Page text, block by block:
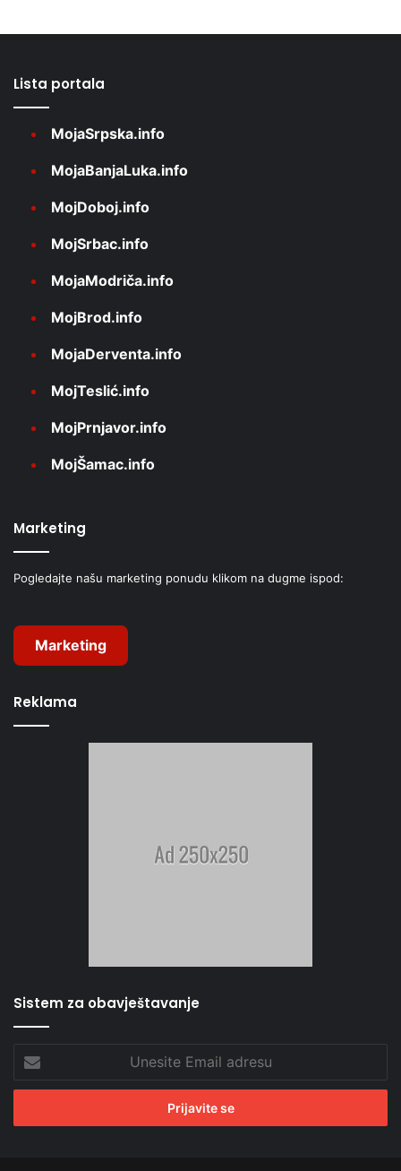
Lista portala
MojaSrpska.info
MojaBanjaLuka.info
MojDoboj.info
MojSrbac.info
MojaModriča.info
MojBrod.info
MojaDerventa.info
MojTeslić.info
MojPrnjavor.info
MojŠamac.info
Marketing
Pogledajte našu marketing ponudu klikom na dugme ispod:
Marketing
Reklama
Sistem za obavještavanje
Email
adresu